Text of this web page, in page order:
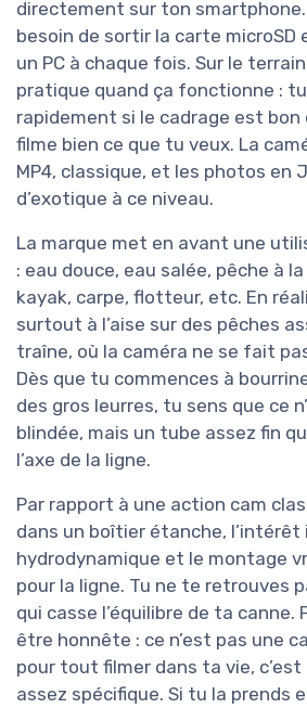
directement sur ton smartphone.
besoin de sortir la carte microSD
un PC à chaque fois. Sur le
pratique quand ça fonctionne :
rapidement si le cadrage est bon
filme bien ce que tu veux. La
MP4, classique, et les photos en
d’exotique à ce niveau.
La marque met en avant une
: eau douce, eau salée, pêche à
kayak, carpe, flotteur, etc. En
surtout à l’aise sur des pêches
traîne, où la caméra ne se fait
Dès que tu commences à
des gros leurres, tu sens que ce
blindée, mais un tube assez fin
l’axe de la ligne.
Par rapport à une action cam
dans un boîtier étanche, l’intérêt
hydrodynamique et le montage
pour la ligne. Tu ne te retrouves
qui casse l’équilibre de ta canne.
être honnête : ce n’est pas une
pour tout filmer dans ta vie,
assez spécifique. Si tu la prends